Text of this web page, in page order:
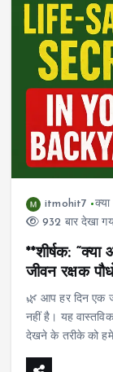
itmohit7
932 बार देखा
**शीर्षक:
जीवन रक्षक
🌿 आप हर दिन एक
नहीं है। यह
देखने के तरीके को